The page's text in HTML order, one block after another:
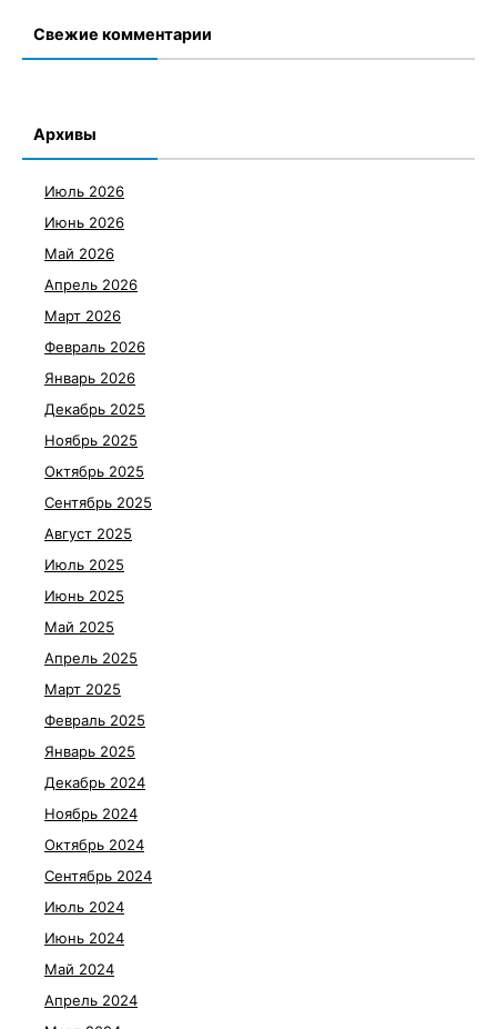
Свежие комментарии
Архивы
Июль 2026
Июнь 2026
Май 2026
Апрель 2026
Март 2026
Февраль 2026
Январь 2026
Декабрь 2025
Ноябрь 2025
Октябрь 2025
Сентябрь 2025
Август 2025
Июль 2025
Июнь 2025
Май 2025
Апрель 2025
Март 2025
Февраль 2025
Январь 2025
Декабрь 2024
Ноябрь 2024
Октябрь 2024
Сентябрь 2024
Июль 2024
Июнь 2024
Май 2024
Апрель 2024